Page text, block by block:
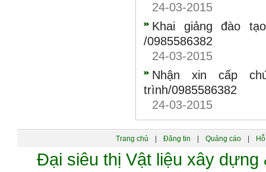
24-03-2015
Khai giảng đào
/0985586382
24-03-2015
Nhận xin cấp
trình/0985586382
24-03-2015
Trang chủ Đăng tin Quảng cáo
Đại siêu thị Vật liệu xây